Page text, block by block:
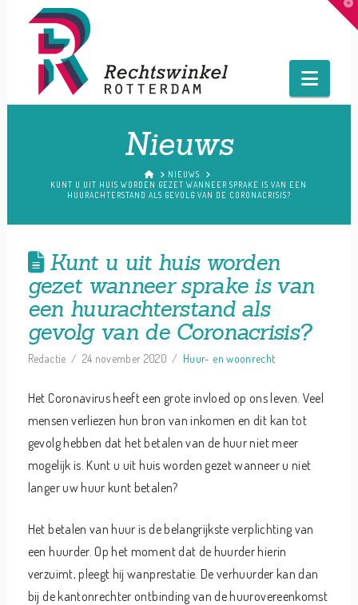
Nieuws
HOMENIEUWS
KUNT U UIT HUIS WORDEN GEZET WANNEER SPRAKE IS VAN EEN
HUURACHTERSTAND ALS GEVOLG VAN DE CORONACRISIS?
Kunt u uit huis worden
gezet wanneer sprake is van
een huurachterstand als
gevolg van de Coronacrisis?
Redactie 24 november 2020 Huur- en woonrecht
Het Coronavirus heeft een grote invloed op ons leven. Veel
mensen verliezen hun bron van inkomen en dit kan tot
gevolg hebben dat het betalen van de huur niet meer
mogelijk is. Kunt u uit huis worden gezet wanneer u niet
langer uw huur kunt betalen?
Het betalen van huur is de belangrijkste verplichting van
een huurder. Op het moment dat de huurder hierin
verzuimt, pleegt hij wanprestatie. De verhuurder kan dan
bij de kantonrechter ontbinding van de huurovereenkomst